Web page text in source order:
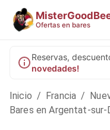
Ofertas en bares
Reservas,
novedades!
Inicio / Francia /
Bares en Argentat-sur-